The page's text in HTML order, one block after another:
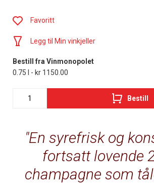
En syrefrisk og
fortsatt lovende
champagne som
Favoritt
Legg til Min vinkjeller
Bestill fra Vinmonopolet
0.75 l - kr 1150.00
Bestill